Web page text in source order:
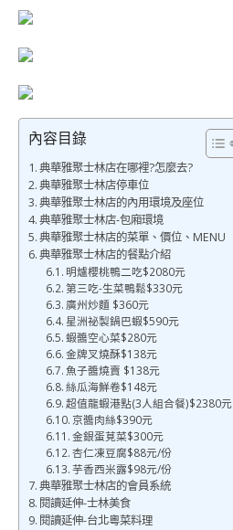
內容目錄
典華雅聚士林店在哪裡?怎麼去?
典華雅聚士林店停車位
典華雅聚士林店的內用環境及座位
典華雅聚士林店-包廂環境
典華雅聚士林店的菜單、價位、MENU
典華雅聚士林店的餐點介紹
明爐櫻桃鴨二吃$2080元
第三吃-生菜鴨鬆$330元
廣州炒麵 $360元
星洲祕製鍋巴蝦$590元
蝦醬空心菜$280元
金牌叉燒酥$138元
魚子醬燒賣 $138元
絲瓜海鮮卷$148元
超值龍蝦港點(3人組合餐)$2380元
京醬肉絲$390元
金銀蛋莧菜$300元
杏仁凍豆腐$88元/份
芋香西米露$98元/份
典華雅聚士林店的會員系統
閱讀延伸-士林美食
閱讀延伸-台北粵菜料理